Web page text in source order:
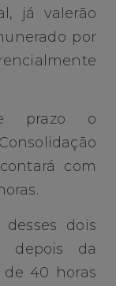
já valerão
por
prazo o
com
dois
depois da
de 40 horas